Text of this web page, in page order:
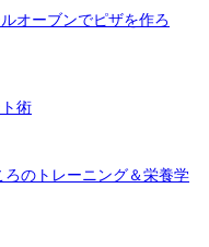
オーブンでピザを作ろ
術
のトレーニング＆栄養学